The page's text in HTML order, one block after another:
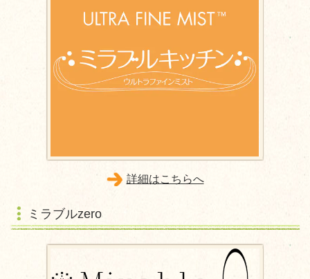
詳細はこちらへ
ミラブルzero